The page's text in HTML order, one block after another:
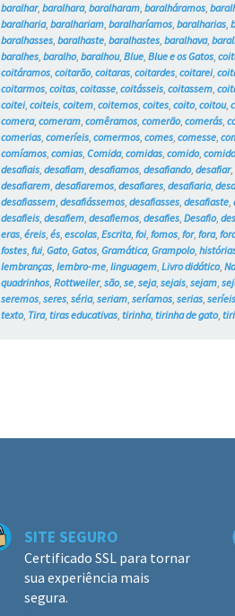
baralhar,baralhara,baralharam,baralháramos,
baralharia,baralhariam,baralharíamos,baralharias,
baralhasses,baralhaste,baralhastes,baralhava,
baralhes,baralho,baralhou,Blue,Blue e os Gatos,
coitáramos,coitarão,coitaras,coitardes,coitarei,
coitarmos,coitas,coitasse,coitásseis,coitassem,
coitei,coiteis,coitem,coitemos,coites,coito,coitou,
comera,comeram,comêramos,comerão,comerás,
comerias,comeríeis,comermos,comes,comesse,
comíamos,comias,Comida,comidas,comido,
desafiais,desafiam,desafiamos,desafiando,desafiar,
desafiarem,desafiaremos,desafiares,desafiaria,
desafiassem,desafiássemos,desafiasses,desafiaste,
desafieis,desafiem,desafiemos,desafies,Desafio,
eras,éreis,és,escolas,Escrita,foi,fomos,for,fora,
fostes,fui,Gato,Gatos,Gramática,Grampolo,
lembranças,lembro-me,linguagem,Livro didático,
quadrinhos,Rottweiler,são,se,seja,sejais,sejam,
seremos,seres,séria,seriam,seríamos,serias,
texto, Tira,tiras educativas,tirinha,tirinha de gato,
SITE SEGURO
Certificado SSL para tornar
sua experiência mais
segura.